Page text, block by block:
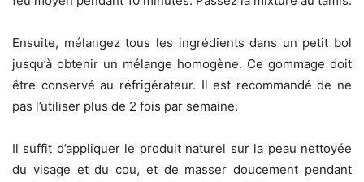
Ensuite, mélangez tous les ingrédients dans un petit bol
jusqu’à obtenir un mélange homogène. Ce gommage doit
être conservé au réfrigérateur. Il est recommandé de ne
pas l’utiliser plus de 2 fois par semaine.
Il suffit d’appliquer le produit naturel sur la peau nettoyée
du visage et du cou, et de masser doucement pendant